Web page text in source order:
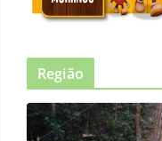
Região